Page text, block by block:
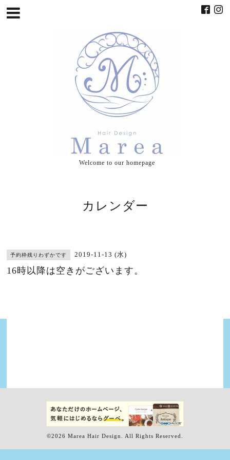
Welcome to our homepage
カレンダー
予約枠残りわずかです 2019-11-13 (水)
16時以降は空きがございます。
©2026 Marea Hair Design . All Rights Reserved.